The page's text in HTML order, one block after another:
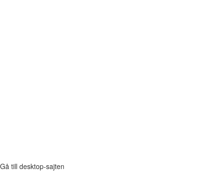
Gå till desktop-sajten